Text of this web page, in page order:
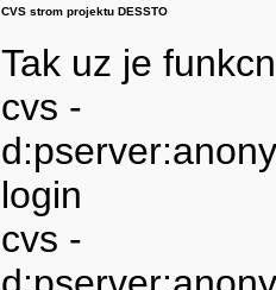
CVS strom projektu DESSTO
Tak uz je
cvs -
login
cvs -